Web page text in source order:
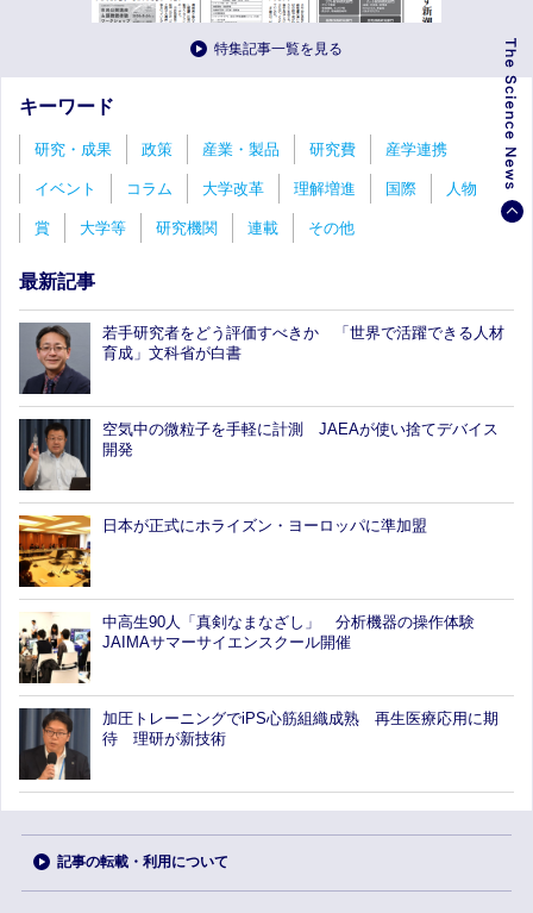
特集記事一覧を見る
キーワード
研究・成果 政策 産業・製品 研究費 産学連携
イベント コラム 大学改革 理解増進 国際 人物
賞 大学等 研究機関 連載 その他
最新記事
若手研究者をどう評価すべきか 「世界で活躍できる人材
育成」文科省が白書
空気中の微粒子を手軽に計測 JAEAが使い捨てデバイス
開発
日本が正式にホライズン・ヨーロッパに準加盟
中高生90人「真剣なまなざし」 分析機器の操作体験
JAIMAサマーサイエンスクール開催
加圧トレーニングでiPS心筋組織成熟 再生医療応用に期
待 理研が新技術
記事の転載・利用について